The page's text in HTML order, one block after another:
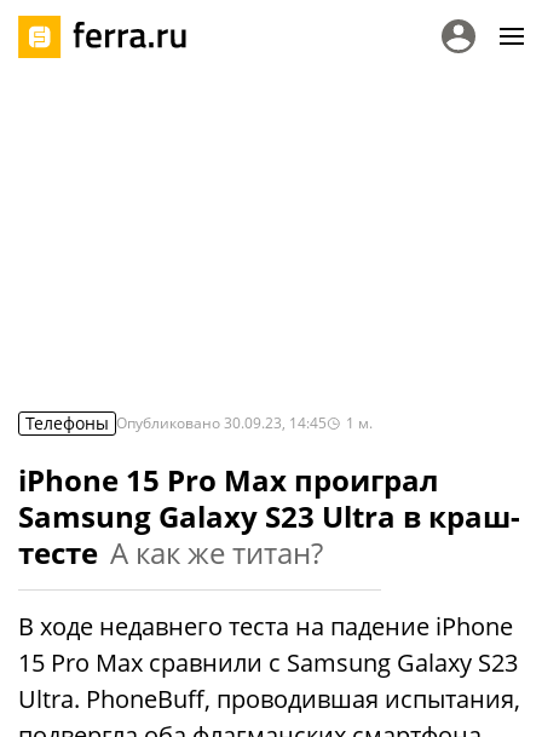
Телефоны Опубликовано30.09.23, 14:45 1 м.
iPhone 15 Pro Max проиграл
Samsung Galaxy S23 Ultra в краш-
тесте А как же титан?
В ходе недавнего теста на падение iPhone
15 Pro Max сравнили с Samsung Galaxy S23
Ultra. PhoneBuff, проводившая испытания,